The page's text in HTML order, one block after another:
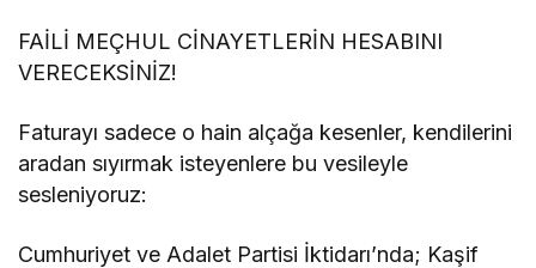
FAİLİ MEÇHUL CİNAYETLERİN HESABINI
VERECEKSİNİZ!
Faturayı sadece o hain alçağa kesenler, kendilerini
aradan sıyırmak isteyenlere bu vesileyle
sesleniyoruz:
Cumhuriyet ve Adalet Partisi İktidarı’nda; Kaşif